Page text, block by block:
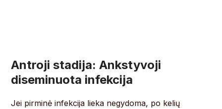
Antroji stadija: Ankstyvoji
diseminuota infekcija
Jei pirminė infekcija lieka negydoma, po kelių